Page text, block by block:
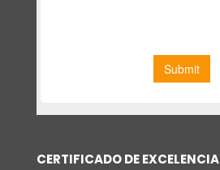
CERTIFICADO DE EXCELENCIA